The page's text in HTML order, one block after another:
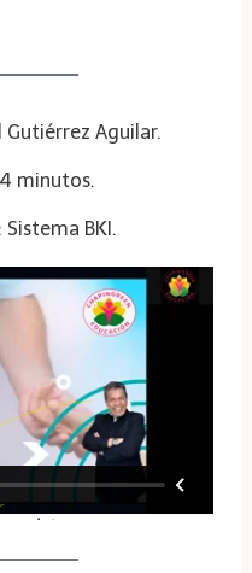
Aguilar.
minutos.
BKI.